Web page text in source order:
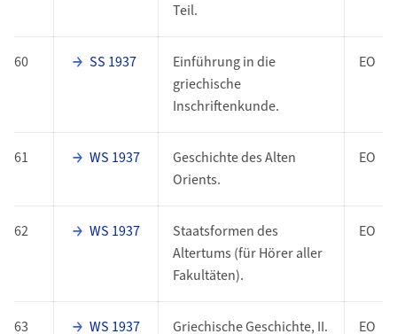
Teil.
60 SS 1937
Einführung in die
griechische
Inschriftenkunde.
EO
61 WS 1937
Geschichte des Alten
Orients.
EO
62 WS 1937
Staatsformen des
Altertums (für Hörer aller
Fakultäten).
EO
63 WS 1937
Griechische Geschichte, II.
EO